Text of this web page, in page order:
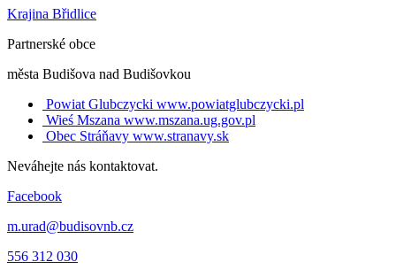
Krajina Břidlice
Partnerské obce
města Budišova nad Budišovkou
Powiat Glubczycki www.powiatglubczycki.pl
Wieś Mszana www.mszana.ug.gov.pl
Obec Stráňavy www.stranavy.sk
Neváhejte nás kontaktovat.
Facebook
m.urad@budisovnb.cz
556 312 030